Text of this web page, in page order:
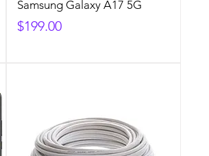
Samsung Galaxy A17 5G
Precio
$199.00